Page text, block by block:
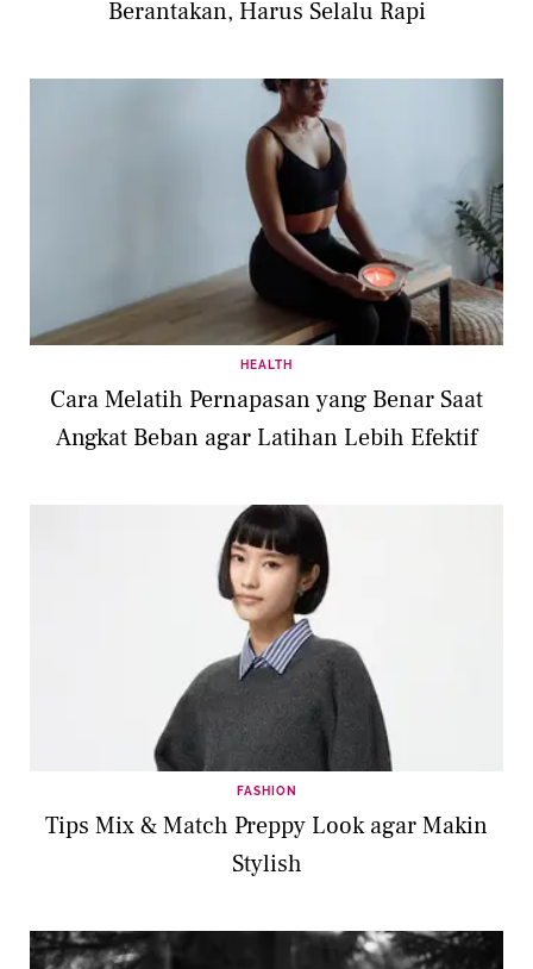
Berantakan, Harus Selalu Rapi
HEALTH
Cara Melatih Pernapasan yang Benar Saat
Angkat Beban agar Latihan Lebih Efektif
FASHION
Tips Mix & Match Preppy Look agar Makin
Stylish